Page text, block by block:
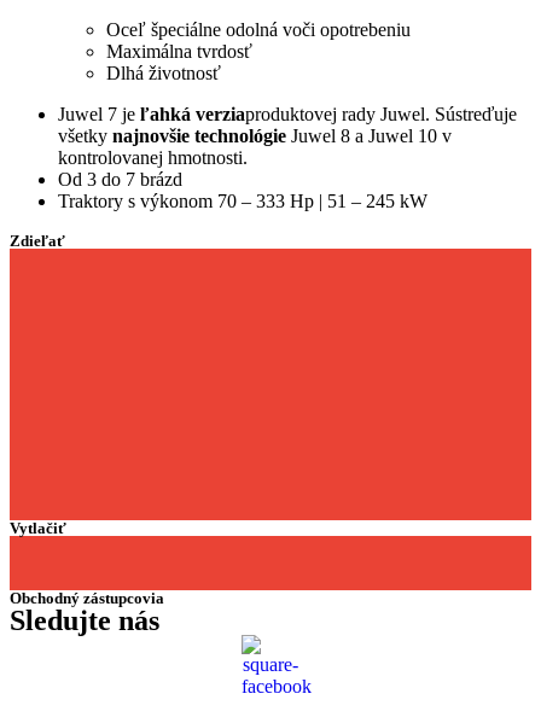
Oceľ špeciálne odolná voči opotrebeniu
Maximálna tvrdosť
Dlhá životnosť
Juwel 7 je ľahká verziaproduktovej rady Juwel. Sústreďuje
všetky najnovšie technológie Juwel 8 a Juwel 10 v
kontrolovanej hmotnosti.
Od 3 do 7 brázd
Traktory s výkonom 70 – 333 Hp | 51 – 245 kW
Zdieľať
Vytlačiť
Obchodný zástupcovia
Sledujte nás